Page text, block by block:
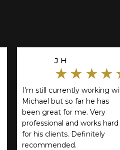
J H
I'm still currently working
Michael but so far he has
been great for me. Very
professional and works hard
for his clients. Definitely
recommended.